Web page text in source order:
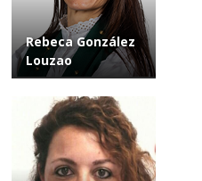
Rebeca González
Louzao